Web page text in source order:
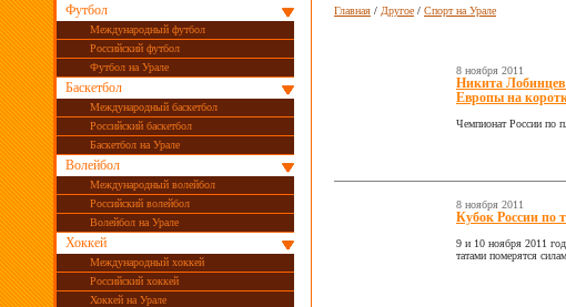
Футбол
Международный футбол
Российский футбол
Футбол на Урале
Баскетбол
Международный баскетбол
Российский баскетбол
Баскетбол на Урале
Волейбол
Международный волейбол
Российский волейбол
Волейбол на Урале
Хоккей
Международный хоккей
Российский хоккей
Хоккей на Урале
Главная / Другое / Спорт на Урале
8 ноября 2011
Никита
Европы на
Чемпионат России по
8 ноября 2011
Кубок России по
9 и 10 ноября 2011
татами померятся